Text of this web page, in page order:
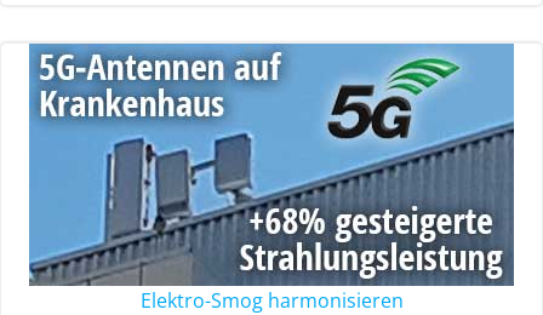
Elektro-Smog harmonisieren